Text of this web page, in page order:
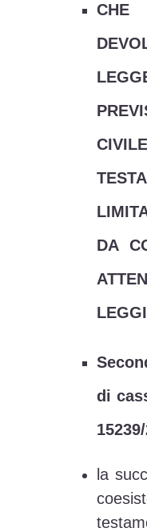
CHE
DA
di
la